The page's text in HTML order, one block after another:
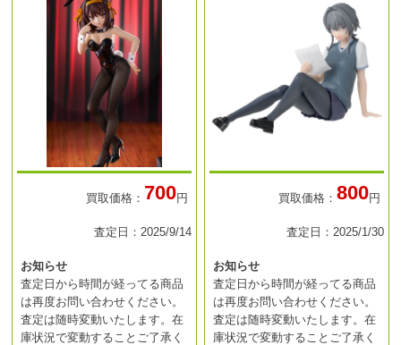
買取価格： 700円
査定日：2025/9/14
お知らせ
査定日から時間が経ってる商品
は再度お問い合わせください。
査定は随時変動いたします。在
庫状況で変動することご了承く
買取価格： 800円
査定日：2025/1/30
お知らせ
査定日から時間が経ってる商品
は再度お問い合わせください。
査定は随時変動いたします。在
庫状況で変動することご了承く